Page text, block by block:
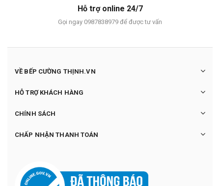
Hỗ trợ online 24/7
Gọi ngay 0987838979 để được tư vấn
VỀ BẾP CƯỜNG THỊNH.VN
HỖ TRỢ KHÁCH HÀNG
CHÍNH SÁCH
CHẤP NHẬN THANH TOÁN